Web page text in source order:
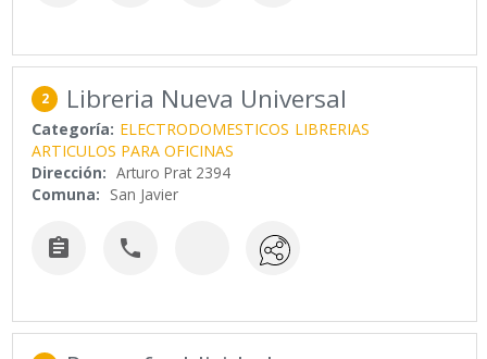
2 Libreria Nueva Universal
Categoría: ELECTRODOMESTICOS LIBRERIAS
ARTICULOS PARA OFICINAS
Dirección: Arturo Prat 2394
Comuna: San Javier
 